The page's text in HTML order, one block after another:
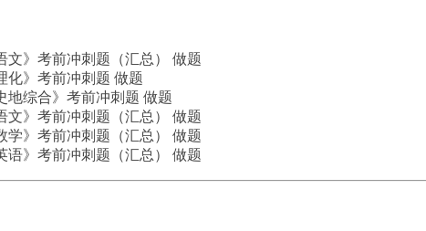
》考前冲刺题（汇总）
做题
化》考前冲刺题 做题
地综合》考前冲刺题 做题
》考前冲刺题（汇总）
做题
》考前冲刺题（汇总）
做题
》考前冲刺题（汇总）
做题